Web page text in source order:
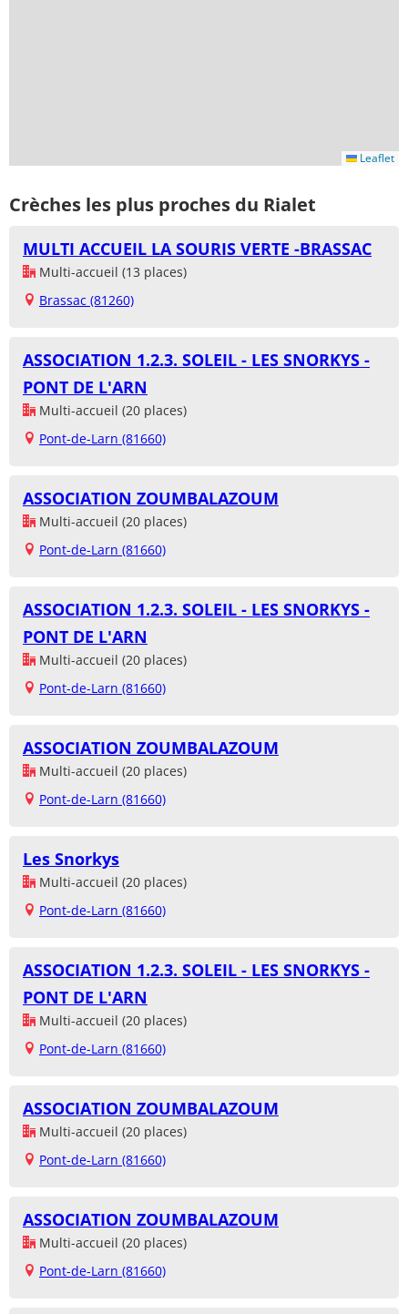
Leaflet
Crèches les plus proches du Rialet
MULTI ACCUEIL LA SOURIS VERTE -BRASSAC
Multi-accueil (13 places)
Brassac (81260)
ASSOCIATION 1.2.3. SOLEIL - LES SNORKYS -
PONT DE L'ARN
Multi-accueil (20 places)
Pont-de-Larn (81660)
ASSOCIATION ZOUMBALAZOUM
Multi-accueil (20 places)
Pont-de-Larn (81660)
ASSOCIATION 1.2.3. SOLEIL - LES SNORKYS -
PONT DE L'ARN
Multi-accueil (20 places)
Pont-de-Larn (81660)
ASSOCIATION ZOUMBALAZOUM
Multi-accueil (20 places)
Pont-de-Larn (81660)
Les Snorkys
Multi-accueil (20 places)
Pont-de-Larn (81660)
ASSOCIATION 1.2.3. SOLEIL - LES SNORKYS -
PONT DE L'ARN
Multi-accueil (20 places)
Pont-de-Larn (81660)
ASSOCIATION ZOUMBALAZOUM
Multi-accueil (20 places)
Pont-de-Larn (81660)
ASSOCIATION ZOUMBALAZOUM
Multi-accueil (20 places)
Pont-de-Larn (81660)